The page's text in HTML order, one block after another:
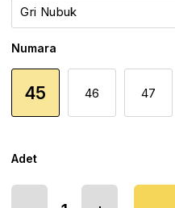
Numara
45 46 47
Adet